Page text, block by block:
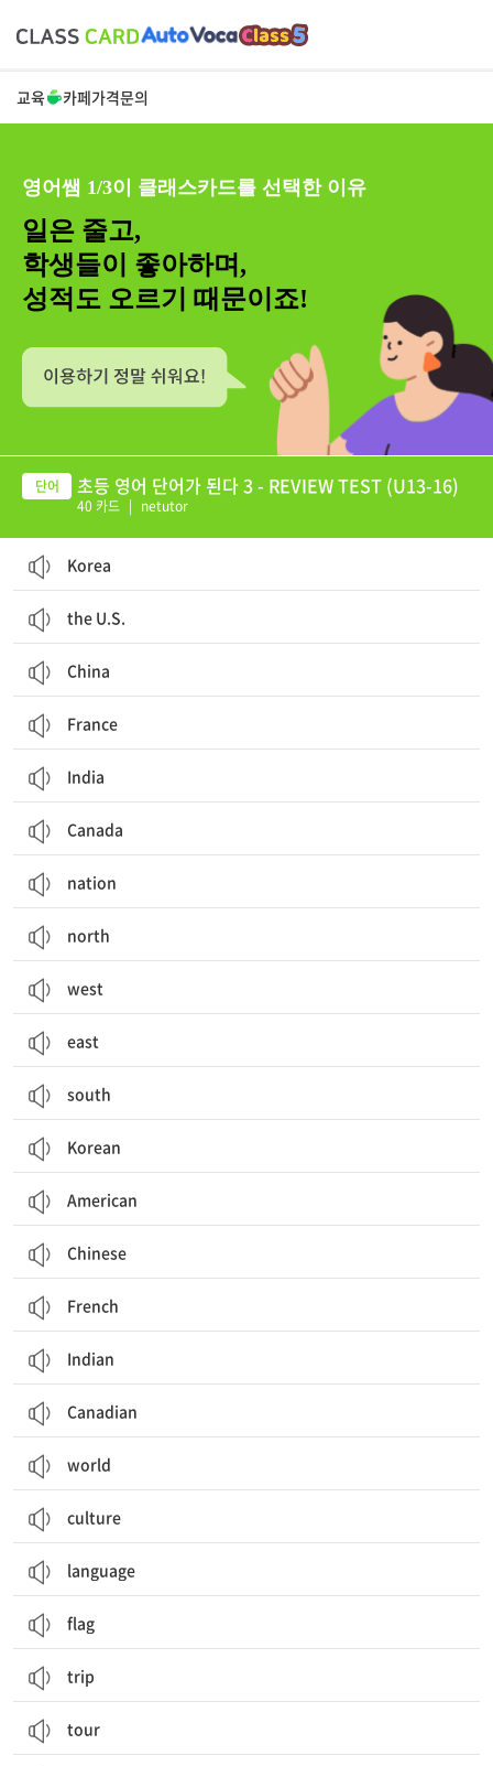
교육 카페가격문의
영어쌤 1/3이 클래스카드를 선택한 이유
일은 줄고,
학생들이 좋아하며,
성적도 오르기 때문이죠!
초등 영어 단어가 된다 3 - REVIEW TEST (U13-16)
40 카드 | netutor
Korea
the U.S.
China
France
India
Canada
nation
north
west
east
south
Korean
American
Chinese
French
Indian
Canadian
world
culture
language
flag
trip
tour